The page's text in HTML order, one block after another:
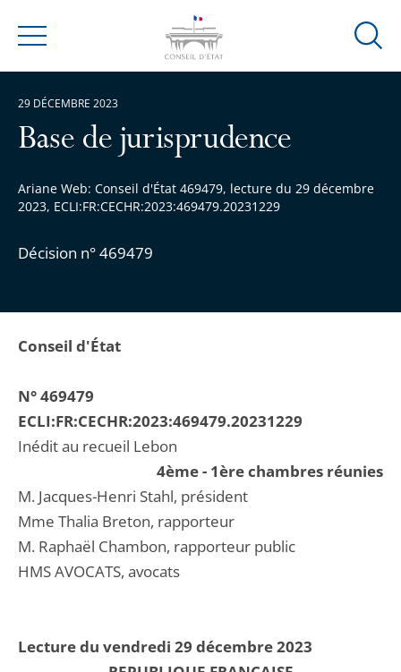
Menu
Ouvrir
Base de jurisprudence
Ariane Web: Conseil d'État 469479, lecture du 29 décembre
2023, ECLI:FR:CECHR:2023:469479.20231229
Décision n° 469479
29 DÉCEMBRE 2023
Conseil d'État
N° 469479
ECLI:FR:CECHR:2023:469479.20231229
Inédit au recueil Lebon
4ème - 1ère chambres réunies
M. Jacques-Henri Stahl, président
Mme Thalia Breton, rapporteur
M. Raphaël Chambon, rapporteur public
HMS AVOCATS, avocats
Lecture du vendredi 29 décembre 2023